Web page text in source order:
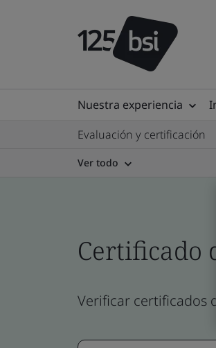
Nuestra experiencia
Evaluación y certificación
Ver todo
Certificado
Verificar certificados